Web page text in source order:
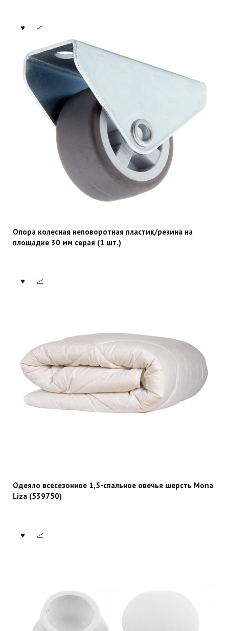
Опора колесная неповоротная пластик/резина на
площадке 30 мм серая (1 шт.)
Одеяло всесезонное 1,5-спальное овечья шерсть Mona
Liza (539750)